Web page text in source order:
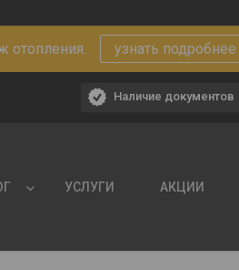
отопления. узнать подробнее
Наличие документов
УСЛУГИ АКЦИИ